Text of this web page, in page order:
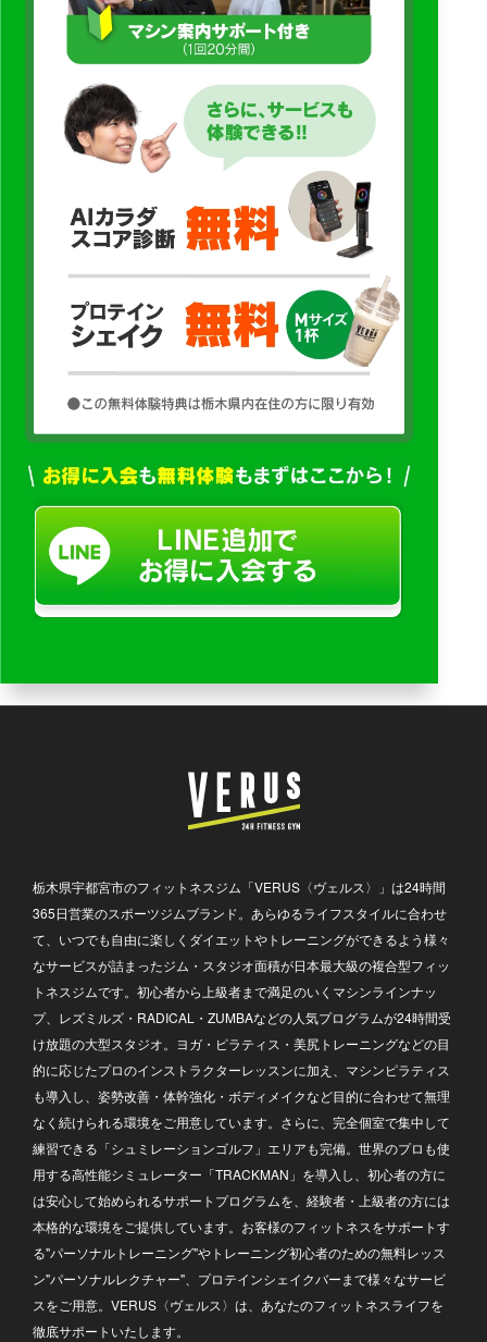
栃木県宇都宮市のフィットネスジム「VERUS〈ヴェルス〉」は24時間
365日営業のスポーツジムブランド。あらゆるライフスタイルに合わせ
て、いつでも自由に楽しくダイエットやトレーニングができるよう様々
なサービスが詰まったジム・スタジオ面積が日本最大級の複合型フィッ
トネスジムです。初心者から上級者まで満足のいくマシンラインナッ
プ、レズミルズ・RADICAL・ZUMBAなどの人気プログラムが24時間受
け放題の大型スタジオ。ヨガ・ピラティス・美尻トレーニングなどの目
的に応じたプロのインストラクターレッスンに加え、マシンピラティス
も導入し、姿勢改善・体幹強化・ボディメイクなど目的に合わせて無理
なく続けられる環境をご用意しています。さらに、完全個室で集中して
練習できる「シュミレーションゴルフ」エリアも完備。世界のプロも使
用する高性能シミュレーター「TRACKMAN」を導入し、初心者の方に
は安心して始められるサポートプログラムを、経験者・上級者の方には
本格的な環境をご提供しています。お客様のフィットネスをサポートす
る"パーソナルトレーニング"やトレーニング初心者のための無料レッス
ン"パーソナルレクチャー"、プロテインシェイクバーまで様々なサービ
スをご用意。VERUS〈ヴェルス〉は、あなたのフィットネスライフを
徹底サポートいたします。